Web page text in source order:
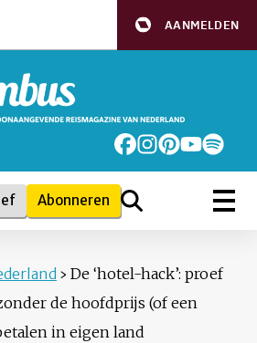
AANMELDEN
Abonneren
› De ‘hotel-hack’: proef
de hoofdprijs (of een
in eigen land